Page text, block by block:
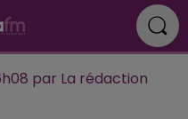
par La rédaction